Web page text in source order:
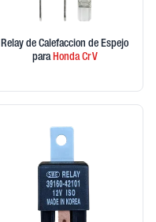
Relay de Calefaccion de Espejo
paraHondaCr V